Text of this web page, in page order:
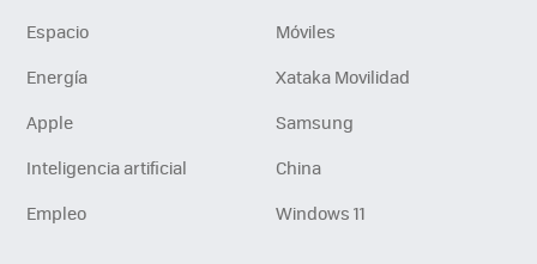
Espacio
Móviles
Energía
Xataka Movilidad
Apple
Samsung
Inteligencia artificial
China
Empleo
Windows 11